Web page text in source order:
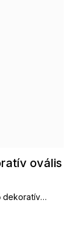
ovális
dekoratív